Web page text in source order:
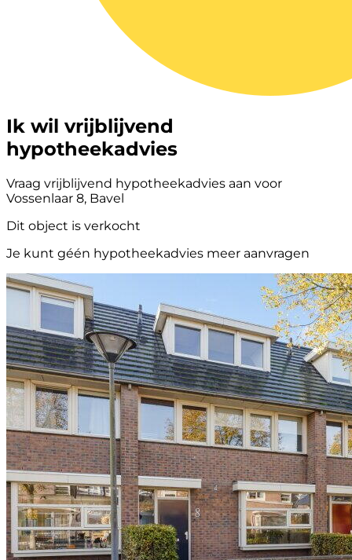
Ik wil vrijblijvend
hypotheekadvies
Vraag vrijblijvend hypotheekadvies aan voor
Vossenlaar 8, Bavel
Dit object is verkocht
Je kunt géén hypotheekadvies meer aanvragen